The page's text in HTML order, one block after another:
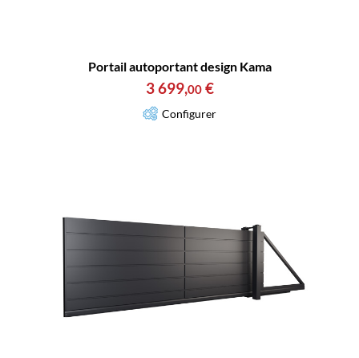
Portail autoportant design Kama
3 699,00 €
Configurer